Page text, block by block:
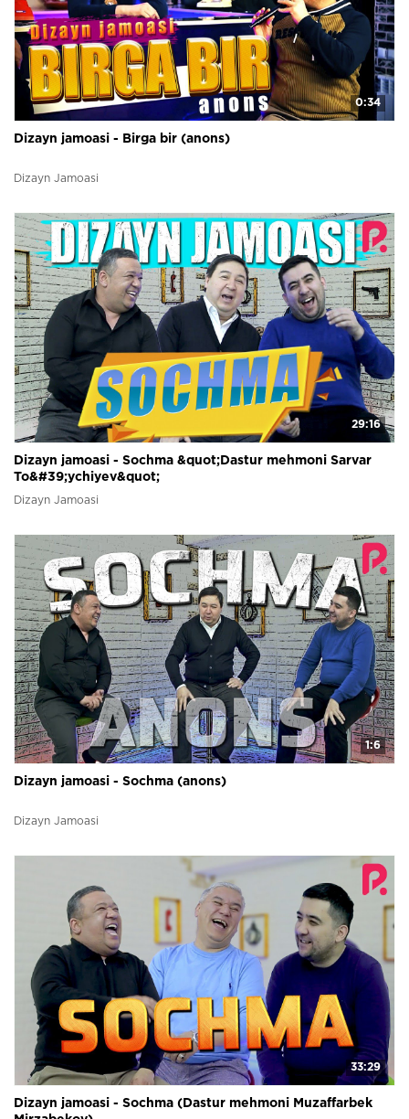
0:34
Dizayn jamoasi - Birga bir (anons)
Dizayn Jamoasi
29:16
Dizayn jamoasi - Sochma &quot;Dastur mehmoni Sarvar
To&#39;ychiyev&quot;
Dizayn Jamoasi
1:6
Dizayn jamoasi - Sochma (anons)
Dizayn Jamoasi
33:29
Dizayn jamoasi - Sochma (Dastur mehmoni Muzaffarbek